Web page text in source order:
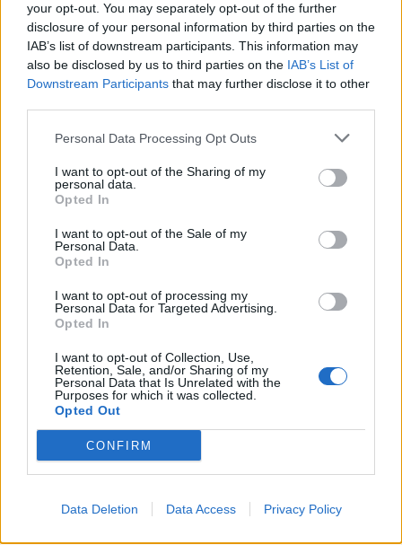
your opt-out. You may separately opt-out of the further
disclosure of your personal information by third parties on the
IAB’s list of downstream participants. This information may
also be disclosed by us to third parties on the IAB’s List of
Downstream Participants that may further disclose it to other
Personal Data Processing Opt Outs
I want to opt-out of the Sharing of my
personal data.
Opted In
I want to opt-out of the Sale of my
Personal Data.
Opted In
I want to opt-out of processing my
Personal Data for Targeted Advertising.
Opted In
I want to opt-out of Collection, Use,
Retention, Sale, and/or Sharing of my
Personal Data that Is Unrelated with the
Purposes for which it was collected.
Opted Out
CONFIRM
Data Deletion Data Access Privacy Policy